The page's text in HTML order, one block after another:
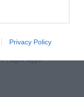
Privacy Policy
ERŐSÍTI EGER
|Eger ügye